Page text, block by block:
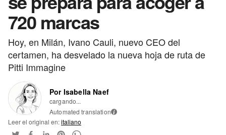
720 marcas
Hoy, en Milán, Ivano Cauli, nuevo CEO del
certamen, ha desvelado la nueva hoja de ruta de
Pitti Immagine
Por Isabella Naef
cargando...
Automated translation i
Leer el original en:italiano